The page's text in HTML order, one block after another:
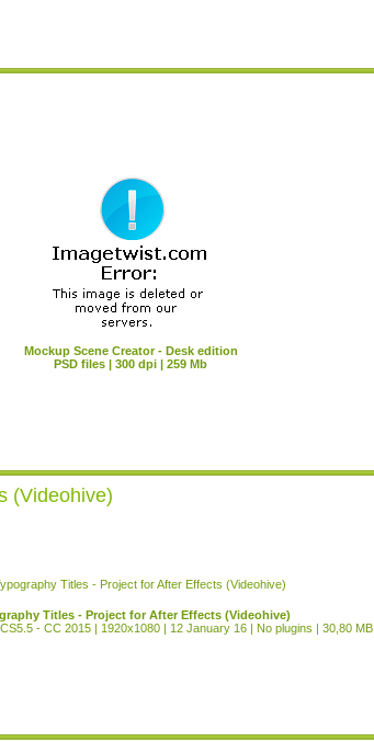
Mockup Scene Creator - Desk edition
PSD files | 300 dpi | 259 Mb
(Videohive)
Titles - Project for After Effects (Videohive)
- CC 2015 | 1920x1080 | 12 January 16 | No plugins | 30,80 MB